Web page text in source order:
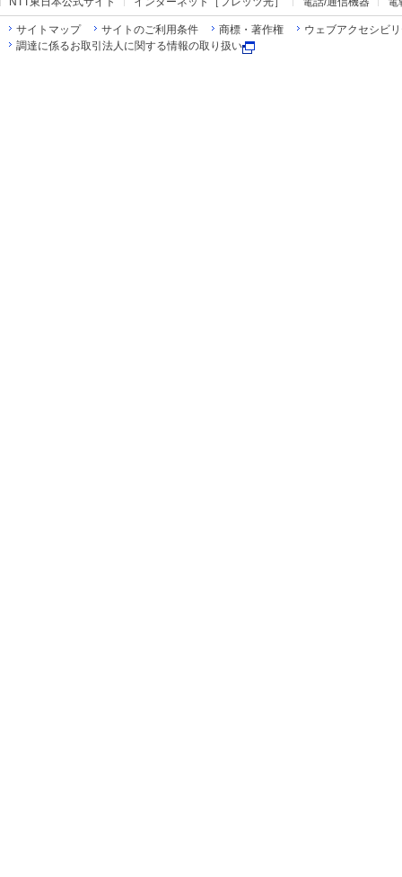
サイトマップ サイトのご利用条件 商標・著作権
ウェブアクセシビ
調達に係るお取引法人に関する情報の取り扱い